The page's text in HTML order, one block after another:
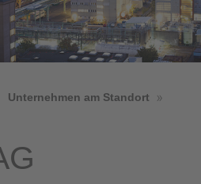
Unternehmen am Standort